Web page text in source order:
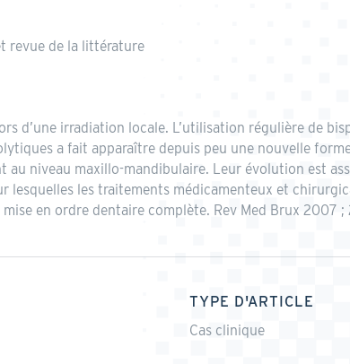
revue de la littérature
d’une irradiation locale. L’utilisation régulière de
a fait apparaître depuis peu une nouvelle
niveau maxillo-mandibulaire. Leur évolution est
les traitements médicamenteux et
en ordre dentaire complète. Rev Med Brux 2007 ;
TYPE D'ARTICLE
Cas clinique